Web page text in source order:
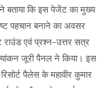
बताया कि इस पेजेंट का मुख्य
पहचान बनाने का अवसर
राउंड एवं प्रश्न-उत्तर सत्र
जूरी पैनल ने किया। इस
पैलेस के महावीर कुमार